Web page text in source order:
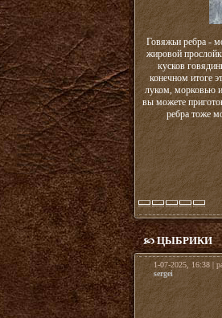
Говяжьи ребра -
жировой
кусков
конечном итоге
луком, морковью и
вы можете
ребра тоже
ЦЫБРИКИ
1-07-2025, 16:38 |
sergei